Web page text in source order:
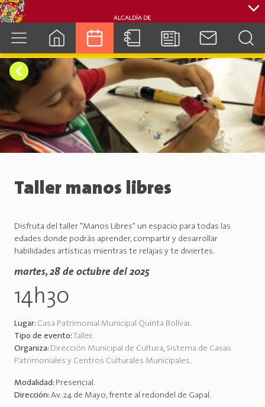
cuenca.gob.ec
Taller manos libres
Disfruta del taller "Manos Libres" un espacio para todas las
edades donde podrás aprender, compartir y desarrollar
habilidades artísticas mientras te relajas y te diviertes.
martes, 28 de octubre del 2025
14h30
Lugar: Casa Patrimonial Municipal Quinta Bolívar.
Tipo de evento: Taller.
Organiza: Dirección Municipal de Cultura, Sistema de Casas
Patrimoniales y Centros Culturales Municipales.
Modalidad: Presencial.
Dirección: Av. 24 de Mayo, frente al redondel de Gapal.